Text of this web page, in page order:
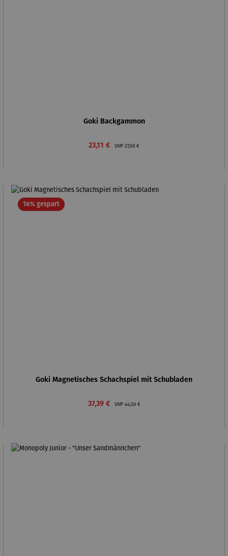
Goki Backgammon
Verkaufspreis:
23,11 € UVP Regulärer Preis:
27,50 €
16% gespartRabatt
Goki Magnetisches Schachspiel mit Schubladen
Verkaufspreis:
37,39 € UVP Regulärer Preis:
44,50 €